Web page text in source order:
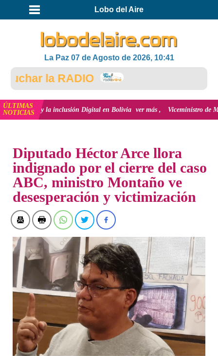
Lobo del Aire
La Paz 07 de Agosto de 2026, 10:41
la RADIO
ÚLTIMAS
NOTICIAS
y la inclusión Digital en Bolivia ver más Viceministro de Medio
Diputado Héctor Arce llora
indignado por el cierre del caso
ABC, ministro Montaño ve
desesperación y victimización